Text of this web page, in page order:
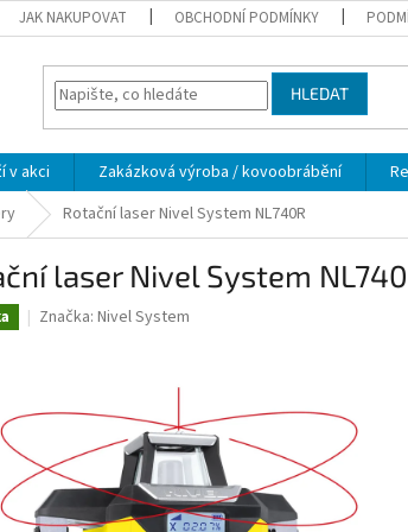
JAK NAKUPOVAT OBCHODNÍ PODMÍNKY
HLEDAT
v akci Zakázková výroba / kovoobrábění
Rotační laser Nivel System NL740R
laser Nivel System
Značka: Nivel System